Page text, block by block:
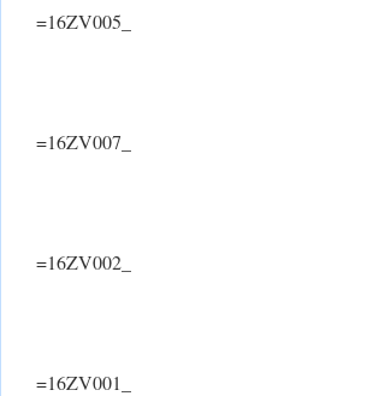
=16ZV005_
=16ZV007_
=16ZV002_
=16ZV001_